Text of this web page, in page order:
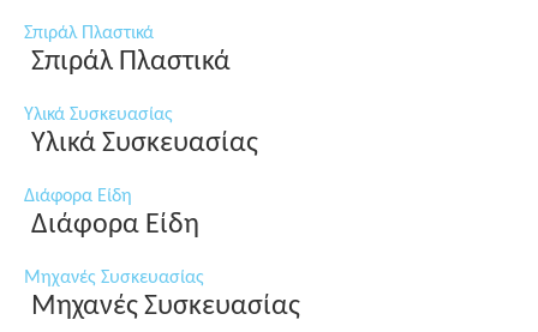
Σπιράλ Πλαστικά
Σπιράλ Πλαστικά
Υλικά Συσκευασίας
Υλικά Συσκευασίας
Διάφορα Είδη
Διάφορα Είδη
Μηχανές Συσκευασίας
Μηχανές Συσκευασίας